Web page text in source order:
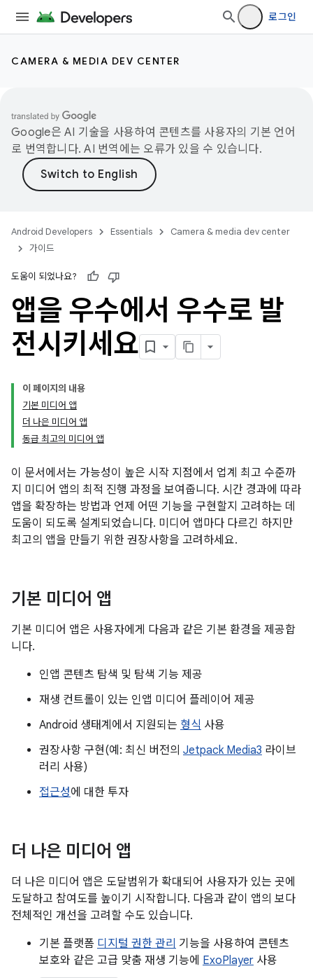
로그인
CAMERA & MEDIA DEV CENTER
Google은 AI 기술을 사용하여 콘텐츠를 사용자의 기본 언어
로 번역합니다. AI 번역에는 오류가 있을 수 있습니다.
Android Developers Essentials
Camera & media dev center
가이드
도움이 되었나요?
앱을 우수에서 우수로 발
전시키세요
이 페이지의 내용
기본 미디어 앱
더 나은 미디어 앱
동급 최고의 미디어 앱
이 문서에서는 가능성이 높은 시작 지점에서 업계 최고 수준까
지 미디어 앱의 최적 진행 과정을 보여줍니다. 시간 경과에 따라
앱을 확장하는 방법과 언제 어떤 기능을 구현할지 고려하는 데
도움이 되도록 설계되었습니다. 미디어 앱마다 다르긴 하지만
최고의 앱을 만들기 위한 권장사항을 고려하세요.
기본 미디어 앱
기본 미디어 앱은 사용자에게 다음과 같은 기본 환경을 제공합
니다.
인앱 콘텐츠 탐색 및 탐색 기능 제공
재생 컨트롤이 있는 인앱 미디어 플레이어 제공
Android 생태계에서 지원되는 형식 사용
권장사항 구현(예: 최신 버전의 Jetpack Media3 라이브
러리 사용)
접근성에 대한 투자
더 나은 미디어 앱
더 나은 미디어 앱은 도달범위가 확대되어 사용자가 있는 곳에
도달하고 참여도를 높이기 시작합니다. 다음과 같이 앱의 보다
전체적인 개선을 고려할 수도 있습니다.
기본 플랫폼 디지털 권한 관리 기능을 사용하여 콘텐츠
보호와 같은 고급 맞춤 재생 기능에 ExoPlayer 사용